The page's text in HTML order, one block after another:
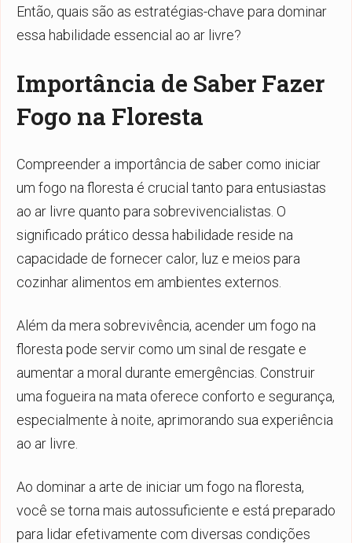
Então, quais são as estratégias-chave para dominar
essa habilidade essencial ao ar livre?
Importância de Saber Fazer
Fogo na Floresta
Compreender a importância de saber como iniciar
um fogo na floresta é crucial tanto para entusiastas
ao ar livre quanto para sobrevivencialistas. O
significado prático dessa habilidade reside na
capacidade de fornecer calor, luz e meios para
cozinhar alimentos em ambientes externos.
Além da mera sobrevivência, acender um fogo na
floresta pode servir como um sinal de resgate e
aumentar a moral durante emergências. Construir
uma fogueira na mata oferece conforto e segurança,
especialmente à noite, aprimorando sua experiência
ao ar livre.
Ao dominar a arte de iniciar um fogo na floresta,
você se torna mais autossuficiente e está preparado
para lidar efetivamente com diversas condições